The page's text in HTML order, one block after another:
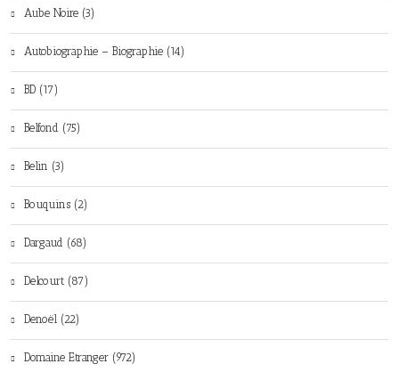
Aube Noire (3)
Autobiographie – Biographie (14)
BD (17)
Belfond (75)
Belin (3)
Bouquins (2)
Dargaud (68)
Delcourt (87)
Denoël (22)
Domaine Etranger (972)